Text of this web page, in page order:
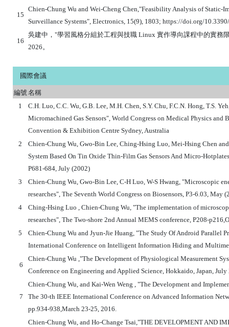
15
Chien-Chung Wu and Wei-Cheng Chen,"Feasibility Analysis of Static-
Surveillance Systems", Electronics, 15(9), 1803; https://doi.org/
16
吳建中，"學習風格分組於工程與技職 Linux 實作導向課程中的實務
2026。
國際會議
編號名稱
1
C.H. Luo, C.C. Wu, G.B. Lee, M.H. Chen, S.Y. Chu, F.C.N. Hong, T.S.
Micromachined Gas Sensors", World Congress on Medical Physics
Convention & Exhibition Centre Sydney, Australia
2
Chien-Chung Wu, Gwo-Bin Lee, Ching-Hsing Luo, Mei-Hsing Chen
System Based On Tin Oxide Thin-Film Gas Sensors And Micro-
P681-684, July (2002)
3
Chien-Chung Wu, Gwo-Bin Lee, C-H Luo, W-S Hwang, "Microscopic
researches", The Seventh World Congress on Biosensors, P3-6.03, May
4
Ching-Hsing Luo , Chien-Chung Wu, "The implementation of
researches", The Two-shore 2nd Annual MEMS conference, P208-
5
Chien-Chung Wu and Jyun-Jie Huang, "The Study Of Android Parallel
International Conference on Intelligent Information Hiding and
6
Chien-Chung Wu ,"The Development of Physiological Measurement
Conference on Engineering and Applied Science, Hokkaido, Japan,
7
Chien-Chung Wu, and Kai-Wen Weng , "The Development and
The 30-th IEEE International Conference on Advanced Information
pp.934-938,March 23-25, 2016.
Chien-Chung Wu, and Ho-Change Tsai,"THE DEVELOPMENT AND